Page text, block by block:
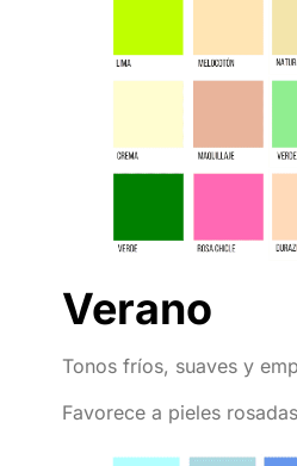
Verano
Tonos fríos, suaves y
Favorece a pieles